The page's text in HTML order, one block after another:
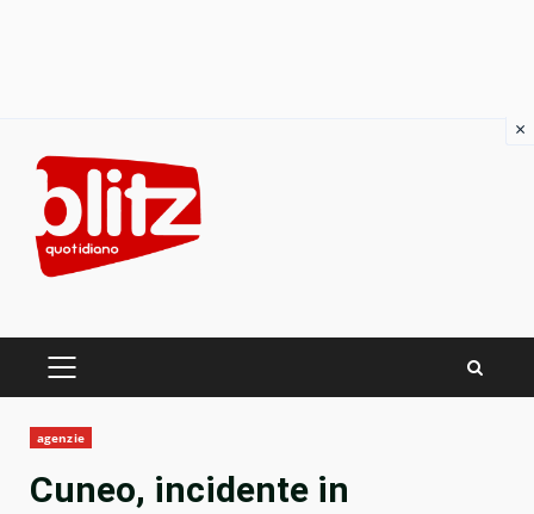
content
PRIMARY
agenzie
Cuneo, incidente in
×